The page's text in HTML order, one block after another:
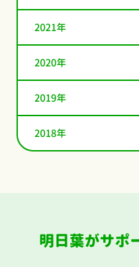
2021年
2020年
2019年
2018年
明日葉がサポ